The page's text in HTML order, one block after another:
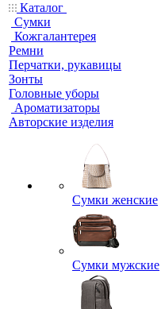
Каталог
Сумки
Кожгалантерея
Ремни
Перчатки, рукавицы
Зонты
Головные уборы
Ароматизаторы
Авторские изделия
Сумки женские
Сумки мужские